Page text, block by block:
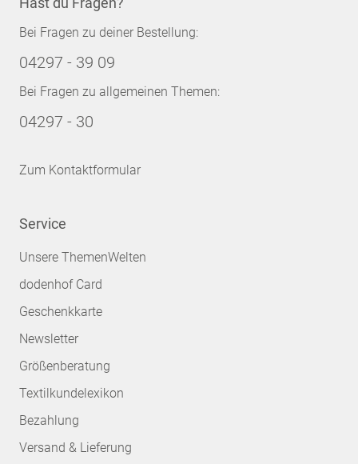
Bei Fragen zu deiner Bestellung:
04297 - 39 09
Bei Fragen zu allgemeinen Themen:
04297 - 30
Zum Kontaktformular
Service
Unsere ThemenWelten
dodenhof Card
Geschenkkarte
Newsletter
Größenberatung
Textilkundelexikon
Bezahlung
Versand & Lieferung